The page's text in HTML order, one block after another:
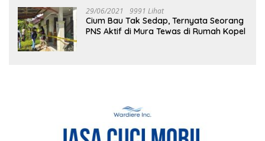
29/06/2021 9991 Lihat
Cium Bau Tak Sedap, Ternyata Seorang
PNS Aktif di Mura Tewas di Rumah Kopel